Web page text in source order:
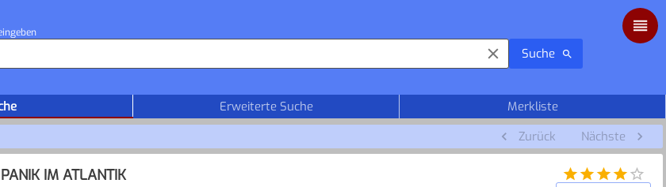
Suche
Erweiterte Suche
Merkliste
Zurück Nächste
PANIK IM ATLANTIK